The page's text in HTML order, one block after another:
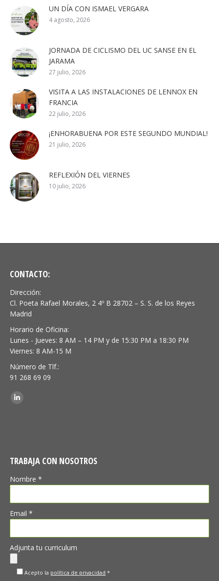
UN DÍA CON ISMAEL VERGARA
4 agosto, 2026
JORNADA DE CICLISMO DEL UC SANSE EN EL
JARAMA
27 julio, 2026
VISITA A LAS INSTALACIONES DE LENNOX EN
FRANCIA
22 julio, 2026
¡ENHORABUENA POR ESTE SEGUNDO MUNDIAL!
21 julio, 2026
REFLEXIÓN DEL VIERNES
10 julio, 2026
CONTACTO:
Dirección:
Cl. Poeta Rafael Morales, 2 4º B 28702 – S. S. de los Reyes
Madrid
Horario de Oficina:
Lunes - Jueves: 8 AM – 14 PM y de 15:30 PM a 18:30 PM
Viernes: 8 AM-15 M
Número de Tlf.:
91 268 69 09
Encuéntranos en:
Linkedin
TRABAJA CON NOSOTROS
Nombre *
Email *
Adjunta tu curriculum
Acepto la política de privacidad *